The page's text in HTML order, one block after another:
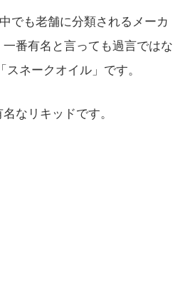
でも老舗に分類されるメーカ
番有名と言っても過言ではな
ネークオイル」です。
なリキッドです。